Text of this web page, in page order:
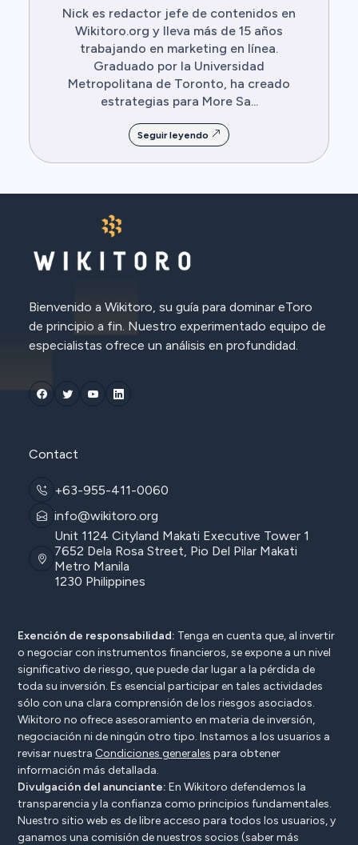
Nick es redactor jefe de contenidos en
Wikitoro.org y lleva más de 15 años
trabajando en marketing en línea.
Graduado por la Universidad
Metropolitana de Toronto, ha creado
estrategias para More Sa...
Seguir leyendo
Bienvenido a Wikitoro, su guía para dominar eToro
de principio a fin. Nuestro experimentado equipo de
especialistas ofrece un análisis en profundidad.
Contact
+63-955-411-0060
info@wikitoro.org
Unit 1124 Cityland Makati Executive Tower 1
7652 Dela Rosa Street, Pio Del Pilar Makati
Metro Manila
1230 Philippines
Exención de responsabilidad: Tenga en cuenta que, al invertir
o negociar con instrumentos financieros, se expone a un nivel
significativo de riesgo, que puede dar lugar a la pérdida de
toda su inversión. Es esencial participar en tales actividades
sólo con una clara comprensión de los riesgos asociados.
Wikitoro no ofrece asesoramiento en materia de inversión,
negociación ni de ningún otro tipo. Instamos a los usuarios a
revisar nuestra Condiciones generales para obtener
información más detallada.
Divulgación del anunciante: En Wikitoro defendemos la
transparencia y la confianza como principios fundamentales.
Nuestro sitio web es de libre acceso para todos los usuarios, y
ganamos una comisión de nuestros socios (saber más